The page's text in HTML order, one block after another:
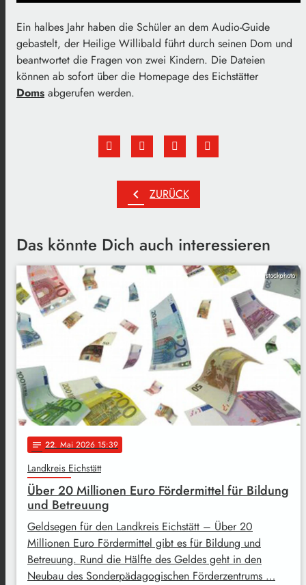
Ein halbes Jahr haben die Schüler an dem Audio-Guide
gebastelt, der Heilige Willibald führt durch seinen Dom und
beantwortet die Fragen von zwei Kindern. Die Dateien
können ab sofort über die Homepage des Eichstätter
Doms abgerufen werden.
chevron_left ZURÜCK
Das könnte Dich auch interessieren
istockphoto
notes 22. Mai 2026 15:39
Landkreis Eichstätt
Über 20 Millionen Euro Fördermittel für Bildung
und Betreuung
Geldsegen für den Landkreis Eichstätt – Über 20
Millionen Euro Fördermittel gibt es für Bildung und
Betreuung. Rund die Hälfte des Geldes geht in den
Neubau des Sonderpädagogischen Förderzentrums …